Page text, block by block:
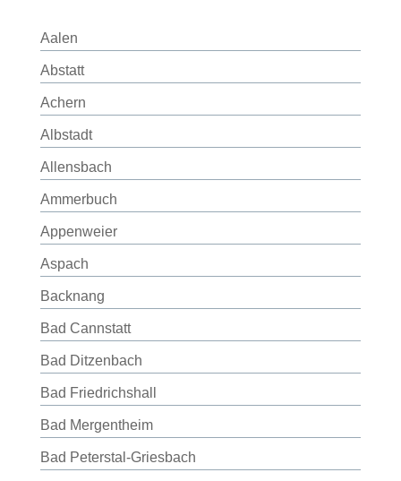
Aalen
Abstatt
Achern
Albstadt
Allensbach
Ammerbuch
Appenweier
Aspach
Backnang
Bad Cannstatt
Bad Ditzenbach
Bad Friedrichshall
Bad Mergentheim
Bad Peterstal-Griesbach